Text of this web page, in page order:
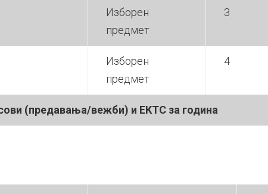
Изборен
предмет
3
Изборен
предмет
4
и (предавања/вежби) и ЕКТС за година